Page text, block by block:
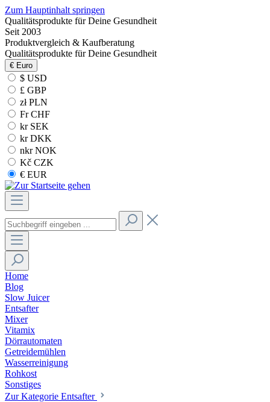
Zum Hauptinhalt springen
Qualitätsprodukte für Deine Gesundheit
Seit 2003
Produktvergleich & Kaufberatung
Qualitätsprodukte für Deine Gesundheit
€ Euro
$ USD
£ GBP
zł PLN
Fr CHF
kr SEK
kr DKK
nkr NOK
Kč CZK
€ EUR
Home
Blog
Slow Juicer
Entsafter
Mixer
Vitamix
Dörrautomaten
Getreidemühlen
Wasserreinigung
Rohkost
Sonstiges
Zur Kategorie Entsafter